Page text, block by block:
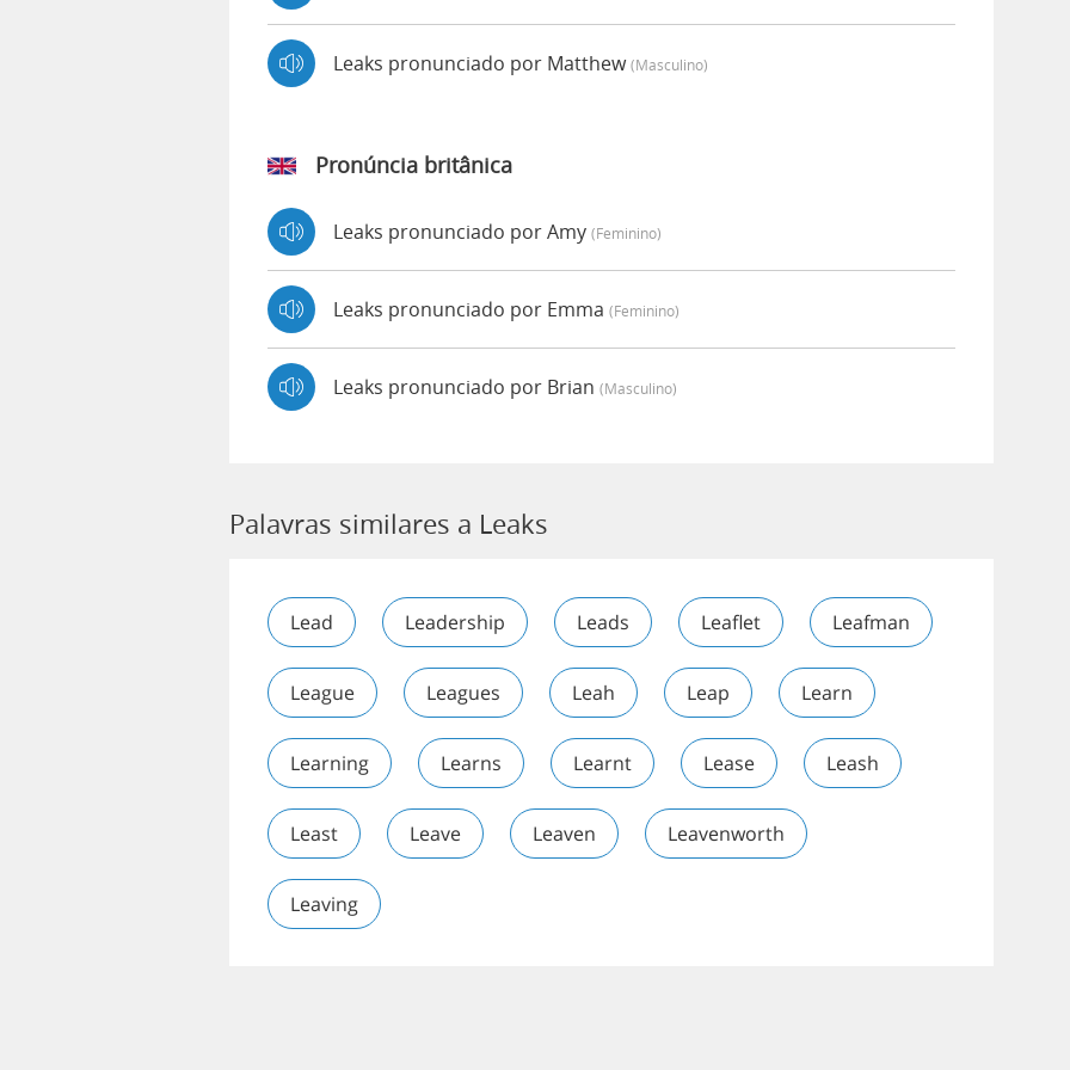
Leaks pronunciado por Matthew(masculino)
Pronúncia britânica
Leaks pronunciado por Amy (feminino)
Leaks pronunciado por Emma (feminino)
Leaks pronunciado por Brian (masculino)
Palavras similares a Leaks
Lead Leadership Leads Leaflet Leafman
League Leagues Leah Leap Learn
Learning Learns Learnt Lease Leash
Least Leave Leaven Leavenworth
Leaving